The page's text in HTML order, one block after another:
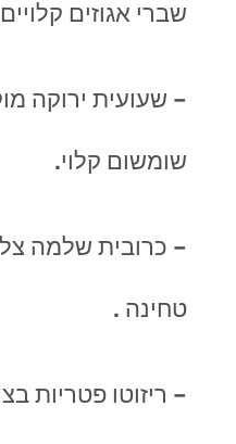
שברי אגוזים
– שעועית ירוקה
שומשום קלוי.
– כרובית שלמה
טחינה .
– ריזוטו פטריות